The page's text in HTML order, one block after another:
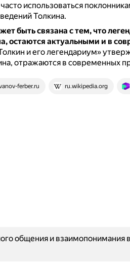
использоваться
Толкина.
быть связана с тем, что
остаются актуальными и в
и его легендариум»
отражаются в современных
ferber.ru ru.wikipedia.org
общения и взаимопонимания в